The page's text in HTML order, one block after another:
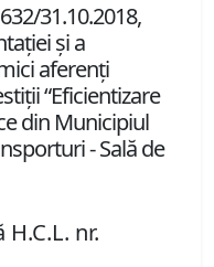
31.10.2018,
și a
aferenţi
“Eficientizare
din Municipiul
- Sală de
H.C.L. nr.